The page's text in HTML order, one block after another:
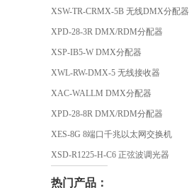
XSW-TR-CRMX-5B 无线DMX分配器
XPD-28-3R DMX/RDM分配器
XSP-IB5-W DMX分配器
XWL-RW-DMX-5 无线接收器
XAC-WALLM DMX分配器
XPD-28-8R DMX/RDM分配器
XES-8G 8端口千兆以太网交换机
XSD-R1225-H-C6 正弦波调光器
热门产品：